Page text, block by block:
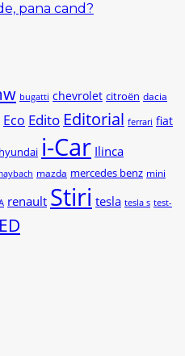
pana cand?
bugatti chevrolet citroën dacia
Eco Edito Editorial ferrari fiat
hyundai i-Car Ilinca
mazda mercedes benz mini
renault Stiri tesla tesla s test-